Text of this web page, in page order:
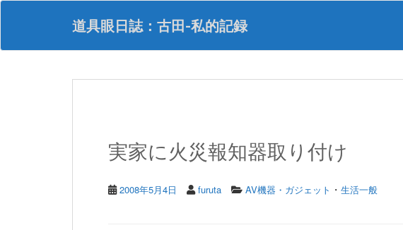
S
p
道具眼日誌：古田-私的記録
実家に火災報知器取り付け
2008年5月4日 furuta AV機器・ガジェット ・ 生活一般